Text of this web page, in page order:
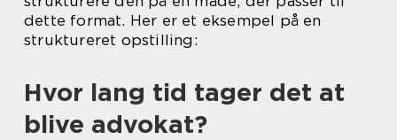
dette format. Her er et eksempel på en
struktureret opstilling:
Hvor lang tid tager det at
blive advokat?